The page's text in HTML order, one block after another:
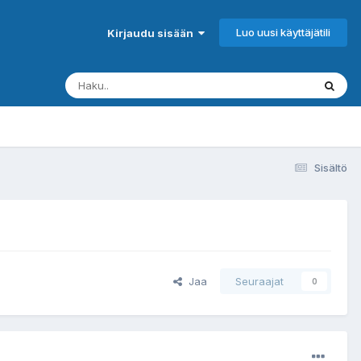
Kirjaudu sisään Luo uusi käyttäjätili
Sisältö
Jaa Seuraajat 0